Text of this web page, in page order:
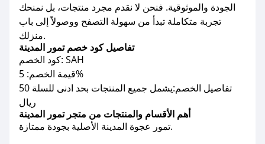
الجودة والموثوقية. فنحن لا نقدم مجرد منتجات، بل نمنحك
تجربة متكاملة تبدأ من سهولة التصفح ووصولاً إلى باب
منزلك.
تفاصيل كود خصم تمور المدينة
كود الخصم: SAH
قيمة الخصم: 5%
تفاصيل الخصم:يشمل جميع المنتجات بحد ادنى للسلة 50
ريال
أهم الأقسام والمنتجات من متجر تمور المدينة
تمور عجوة المدينة الأصلية بجودة ممتازة.